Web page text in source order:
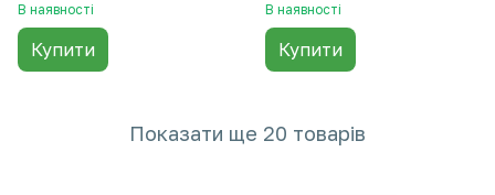
В наявності
Купити
В наявності
Купити
Показати ще 20 товарів